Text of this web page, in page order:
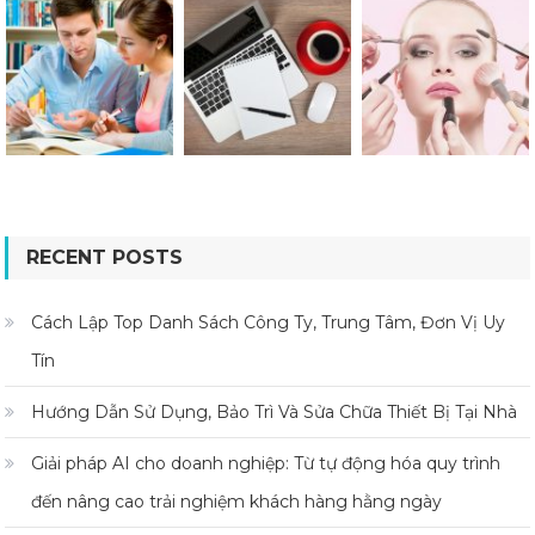
RECENT POSTS
Cách Lập Top Danh Sách Công Ty, Trung Tâm, Đơn Vị Uy
Tín
Hướng Dẫn Sử Dụng, Bảo Trì Và Sửa Chữa Thiết Bị Tại Nhà
Giải pháp AI cho doanh nghiệp: Từ tự động hóa quy trình
đến nâng cao trải nghiệm khách hàng hằng ngày